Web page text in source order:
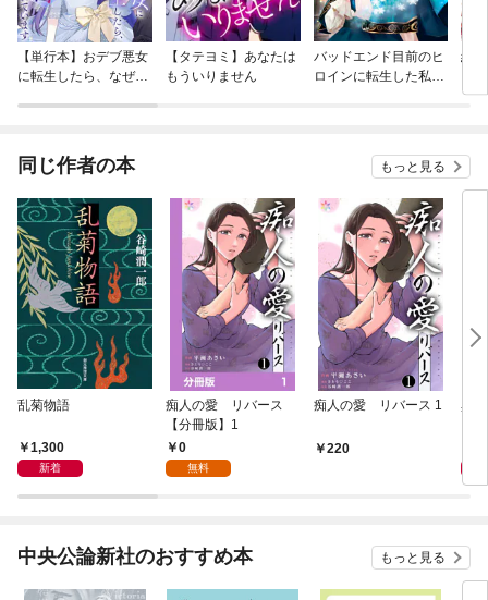
【単行本】おデブ悪女
に転生したら、なぜか
【タテヨミ】あなたは
もういりません
バッドエンド目前のヒ
ロインに転生した私、
結
同じ作者の本 もっと見る
乱菊物語
1,300
新着
痴人の愛 リバース
【分冊版】1
0
無料
痴人の愛 リバース 1
220
異
中央公論新社のおすすめ本 もっと見る